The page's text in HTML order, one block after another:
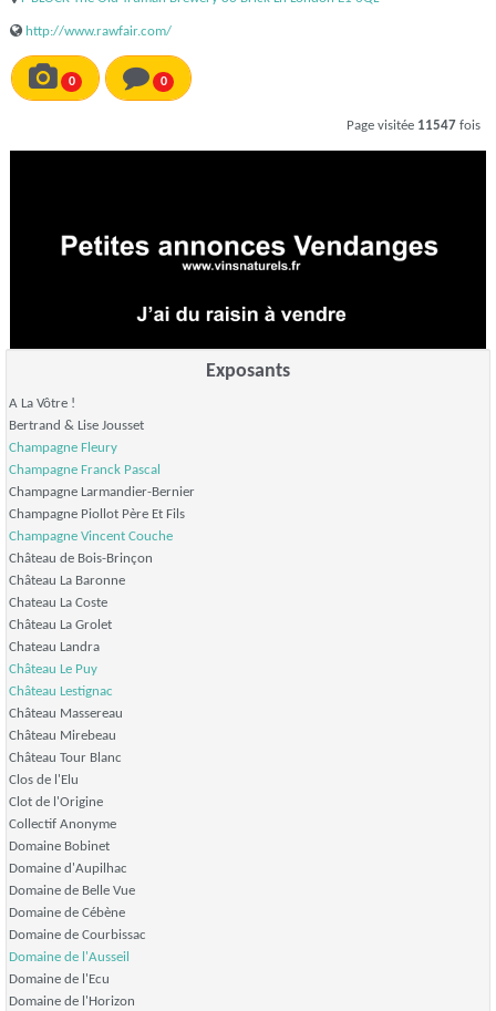
http://www.rawfair.com/
0 0
Page visitée 11547 fois
Exposants
A La Vôtre !
Bertrand & Lise Jousset
Champagne Fleury
Champagne Franck Pascal
Champagne Larmandier-Bernier
Champagne Piollot Père Et Fils
Champagne Vincent Couche
Château de Bois-Brinçon
Château La Baronne
Chateau La Coste
Château La Grolet
Chateau Landra
Château Le Puy
Château Lestignac
Château Massereau
Château Mirebeau
Château Tour Blanc
Clos de l'Elu
Clot de l'Origine
Collectif Anonyme
Domaine Bobinet
Domaine d'Aupilhac
Domaine de Belle Vue
Domaine de Cébène
Domaine de Courbissac
Domaine de l'Ausseil
Domaine de l'Ecu
Domaine de l'Horizon